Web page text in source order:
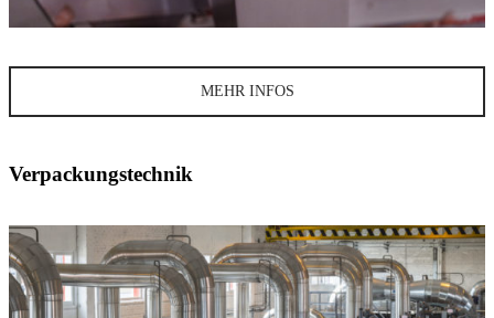
MEHR INFOS
Verpackungstechnik